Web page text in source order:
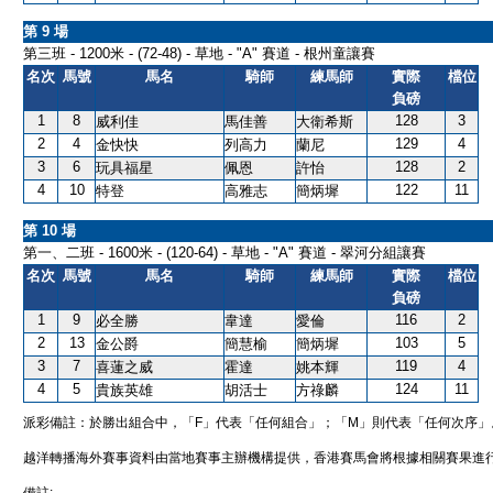
第 9 場
第三班 - 1200米 - (72-48) - 草地 - "A" 賽道 - 根州童讓賽
名次 馬號 馬名 騎師 練馬師
實際
負磅
檔位
1 8 威利佳 馬佳善 大衛希斯 128
3
2
4 金快快 列高力 蘭尼 129
4
3
6 玩具福星 佩恩 許怡 128
2
4
10 特登 高雅志 簡炳墀 122 11
第 10 場
第一、二班 - 1600米 - (120-64) - 草地 - "A" 賽道 - 翠河分組讓賽
名次 馬號 馬名 騎師 練馬師
實際
負磅
檔位
1 9 必全勝 韋達 愛倫 116
2
2
13 金公爵 簡慧榆 簡炳墀 103
5
3
7 喜蓮之威 霍達 姚本輝 119
4
4
5 貴族英雄 胡活士 方祿麟 124 11
派彩備註：於勝出組合中，「F」代表「任何組合」；「M」則代表「任何次序」
越洋轉播海外賽事資料由當地賽事主辦機構提供，香港賽馬會將根據相關賽果進